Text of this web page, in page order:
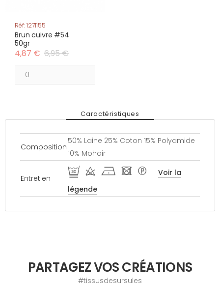
Réf: 1271155
Brun cuivre #54
50gr
4,87 € 6,95 €
Caractéristiques
Composition
50% Laine 25% Coton 15% Polyamide
10% Mohair
Entretien
E d h - *
Voir la
légende
PARTAGEZ VOS CRÉATIONS
#tissusdesursules